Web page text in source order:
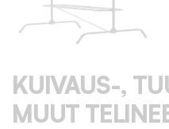
KUIVAUS-,
MUUT